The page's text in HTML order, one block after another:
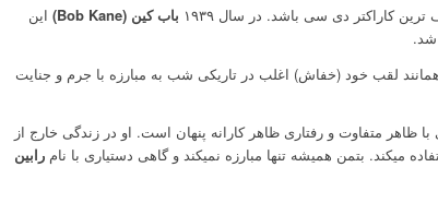
دی سی باشد. در سال ۱۹۳۹ باب کین (Bob Kane)
این
لقب خود (خفاش) اغلب در تاریکی شب به مبارزه با جرم و جنایت
ظاهر متفاوت و رفتاری ظاهر کارانه پنهان است. او در زندگی خارج از
بتمن همیشه تنها مبارزه نمیکند و گاهی دستیاری با نام رابین